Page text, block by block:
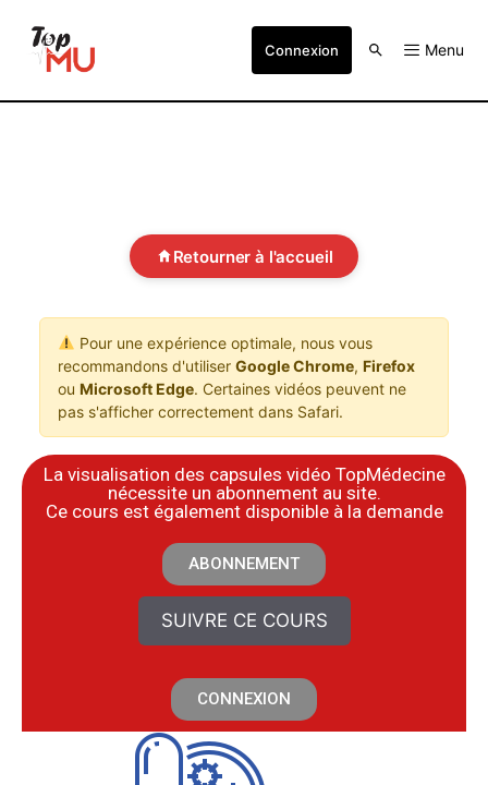
Connexion Menu
Retourner à l'accueil
Pour une expérience optimale, nous vous
recommandons d'utiliser Google Chrome, Firefox
ou Microsoft Edge. Certaines vidéos peuvent ne
pas s'afficher correctement dans Safari.
La visualisation des capsules vidéo TopMédecine
nécessite un abonnement au site.
​Ce cours est également disponible à la demande
ABONNEMENT
SUIVRE CE COURS
CONNEXION